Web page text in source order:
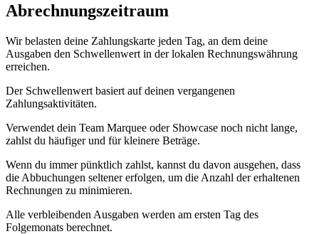
Abrechnungszeitraum
Wir belasten deine Zahlungskarte jeden Tag, an dem deine
Ausgaben den Schwellenwert in der lokalen Rechnungswährung
erreichen.
Der Schwellenwert basiert auf deinen vergangenen
Zahlungsaktivitäten.
Verwendet dein Team Marquee oder Showcase noch nicht lange,
zahlst du häufiger und für kleinere Beträge.
Wenn du immer pünktlich zahlst, kannst du davon ausgehen, dass
die Abbuchungen seltener erfolgen, um die Anzahl der erhaltenen
Rechnungen zu minimieren.
Alle verbleibenden Ausgaben werden am ersten Tag des
Folgemonats berechnet.